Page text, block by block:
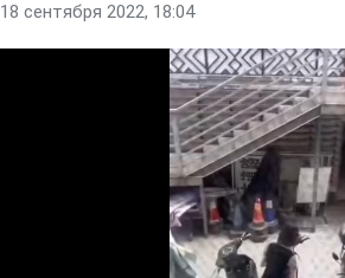
18 сентября 2022, 18:04